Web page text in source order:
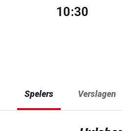
10:30
Spelers Verslagen